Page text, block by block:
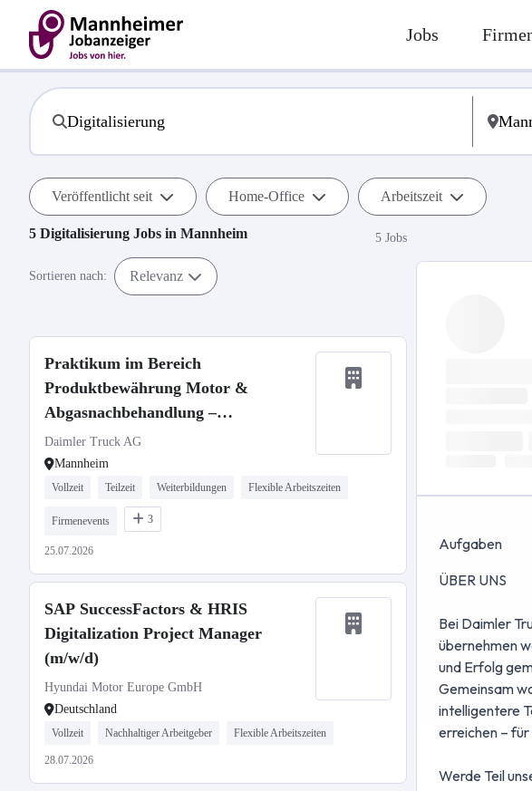
Jobs
Veröffentlicht seit Home-Office Arbeitszeit
5 Digitalisierung Jobs in Mannheim 5 Jobs
Sortieren nach: Relevanz
Praktikum im Bereich
Produktbewährung Motor &
Abgasnachbehandlung –
Digitalisierung & Launch
Monitoring für 6 Monate ab Oktober
2026
Daimler Truck AG
Mannheim
Vollzeit Teilzeit Weiterbildungen Flexible Arbeitszeiten
Firmenevents 3
25.07.2026
SAP SuccessFactors & HRIS
Digitalization Project Manager
(m/w/d)
Hyundai Motor Europe GmbH
Deutschland
Vollzeit Nachhaltiger Arbeitgeber Flexible Arbeitszeiten
28.07.2026